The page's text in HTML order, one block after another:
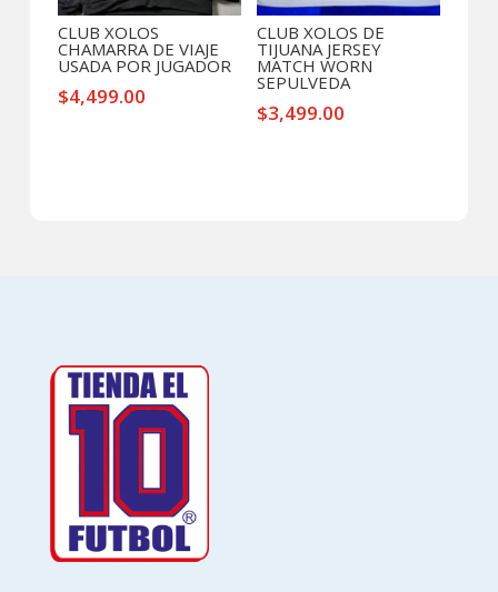
CLUB XOLOS
CHAMARRA DE VIAJE
USADA POR JUGADOR
$4,499.00
CLUB XOLOS DE
TIJUANA JERSEY
MATCH WORN
SEPULVEDA
$3,499.00